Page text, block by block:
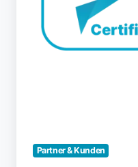
Partner & Kunden